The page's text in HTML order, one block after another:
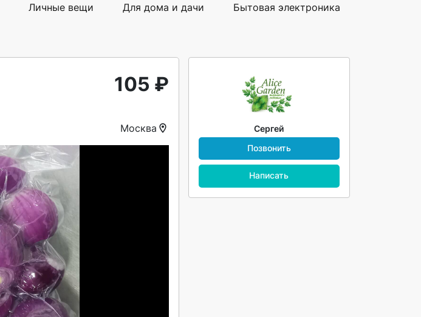
Личные вещи Для дома и дачи Бытовая электроника
105 ₽
Москва
Сергей
Позвонить
Написать